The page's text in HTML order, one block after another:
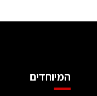
המיוחדים